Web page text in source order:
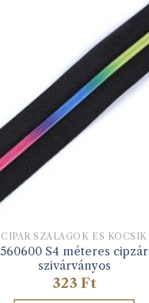
CIPÁR SZALAGOK ÉS KOCSIK
560600 S4 méteres cipzár
szivárványos
323 Ft